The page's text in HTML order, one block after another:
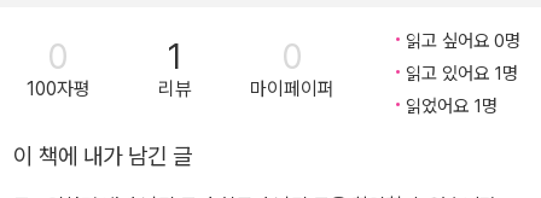
네트워크, 보안까지 한 권으로 정복하는 페도라 리눅스 리눅스에 대
한 기본 지식을 쌓고자 하는 컴퓨터 관련 학과 학생을 대상으로 한다.
대부분의 윈도 사용자를 위해 리눅스를 가상 머신에 설치하여 실습할
을 자세히 설명하여 리눅스의 기초에서부터 시스템, 서버 및 네트워
0
100자평
1
리뷰
0
마이페이퍼
읽고 싶어요 0명
읽고 있어요 1명
읽었어요 1명
이 책에 내가 남긴 글